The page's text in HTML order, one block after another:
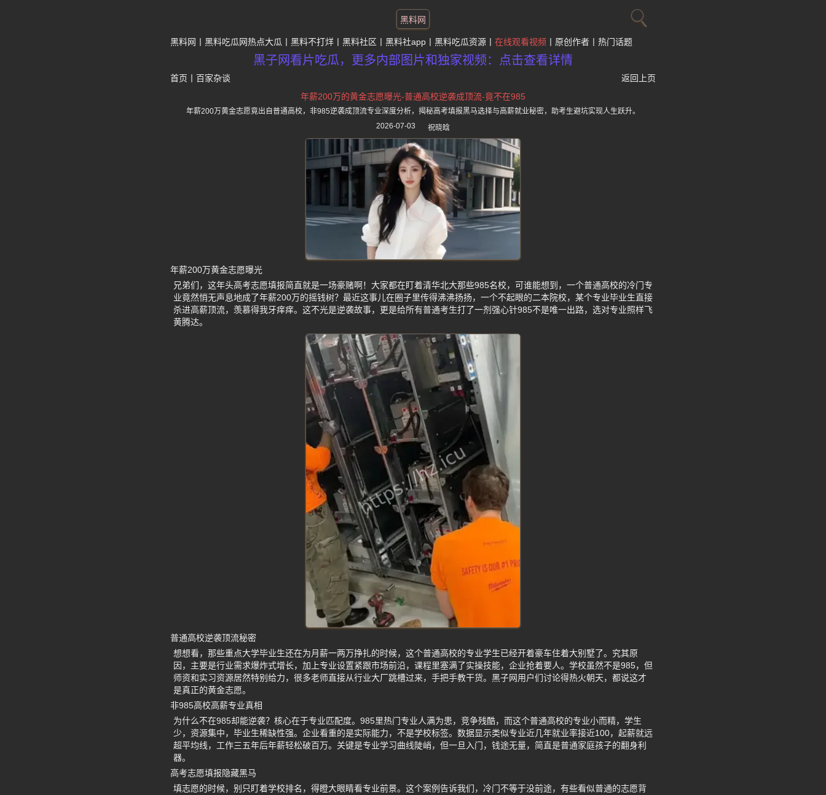
黑料网
黑料网 黑料吃瓜网热点大瓜 黑料不打烊 黑料社区 黑料社app 黑料吃瓜资源 在线观看视频 原创作者 热门话题
黑子网看片吃瓜，更多内部图片和独家视频：点击查看详情
首页 百家杂谈
返回上页
年薪200万的黄金志愿曝光-普通高校逆袭成顶流-竟不在985
年薪200万黄金志愿竟出自普通高校，非985逆袭成顶流专业深度分析，揭秘高考填报黑马选择与高薪就业秘密，助考生避坑实现人生跃升。
2026-07-03
祝晓晗
年薪200万黄金志愿曝光
兄弟们，这年头高考志愿填报简直就是一场豪赌啊！大家都在盯着清华北大那些985名校，可谁能想到，一个普通高校的冷门专
业竟然悄无声息地成了年薪200万的摇钱树？最近这事儿在圈子里传得沸沸扬扬，一个不起眼的二本院校，某个专业毕业生直接
杀进高薪顶流，羡慕得我牙痒痒。这不光是逆袭故事，更是给所有普通考生打了一剂强心针985不是唯一出路，选对专业照样飞
黄腾达。
普通高校逆袭顶流秘密
想想看，那些重点大学毕业生还在为月薪一两万挣扎的时候，这个普通高校的专业学生已经开着豪车住着大别墅了。究其原
因，主要是行业需求爆炸式增长，加上专业设置紧跟市场前沿，课程里塞满了实操技能，企业抢着要人。学校虽然不是985，但
师资和实习资源居然特别给力，很多老师直接从行业大厂跳槽过来，手把手教干货。黑子网用户们讨论得热火朝天，都说这才
是真正的黄金志愿。
非985高校高薪专业真相
为什么不在985却能逆袭？核心在于专业匹配度。985里热门专业人满为患，竞争残酷，而这个普通高校的专业小而精，学生
少，资源集中，毕业生稀缺性强。企业看重的是实际能力，不是学校标签。数据显示类似专业近几年就业率接近100，起薪就远
超平均线，工作三五年后年薪轻松破百万。关键是专业学习曲线陡峭，但一旦入门，钱途无量，简直是普通家庭孩子的翻身利
器。
高考志愿填报隐藏黑马
填志愿的时候，别只盯着学校排名，得瞪大眼睛看专业前景。这个案例告诉我们，冷门不等于没前途，有些看似普通的志愿背